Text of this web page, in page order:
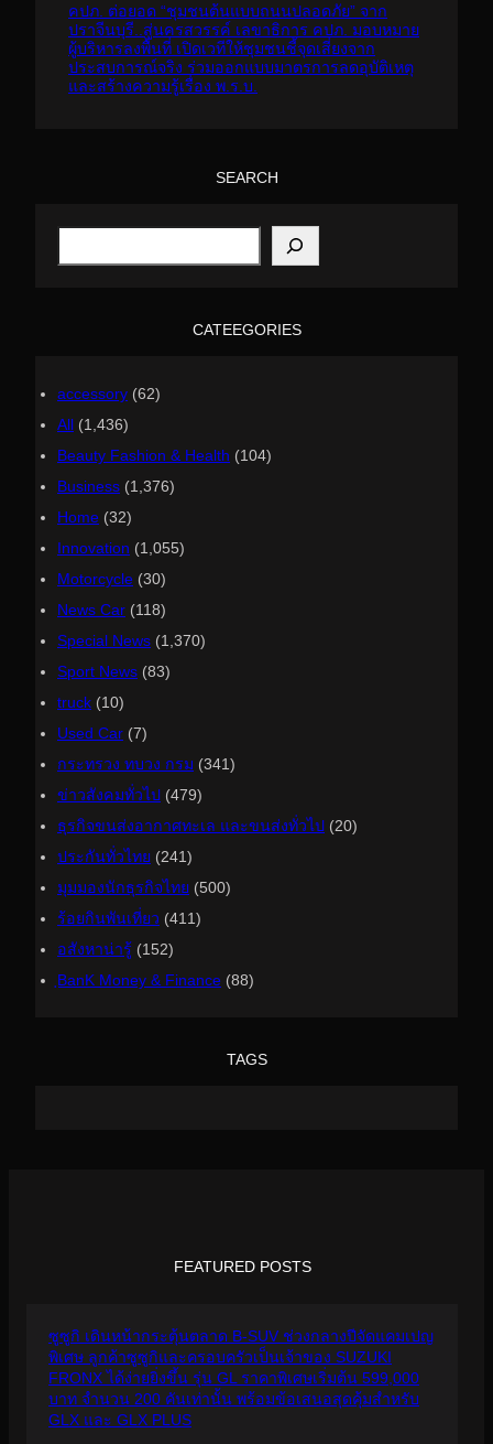
คปภ. ต่อยอด “ชุมชนต้นแบบถนนปลอดภัย” จาก
ปราจีนบุรี..สู่นครสวรรค์ เลขาธิการ คปภ. มอบหมาย
ผู้บริหารลงพื้นที่ เปิดเวทีให้ชุมชนชี้จุดเสี่ยงจาก
ประสบการณ์จริง ร่วมออกแบบมาตรการลดอุบัติเหตุ
และสร้างความรู้เรื่อง พ.ร.บ.
SEARCH
S
a
CATEEGORIES
accessory (62)
All (1,436)
Beauty Fashion & Health (104)
Business (1,376)
Home (32)
Innovation (1,055)
Motorcycle (30)
News Car (118)
Special News (1,370)
Sport News (83)
truck (10)
Used Car (7)
กระทรวง ทบวง กรม (341)
ข่าวสังคมทั่วไป (479)
ธุรกิจขนส่งอากาศทะเล และขนส่งทั่วไป (20)
ประกันทั่วไทย (241)
มุมมองนักธุรกิจไทย (500)
ร้อยกินพันเที่ยว (411)
อสังหาน่ารู้ (152)
ฺBanK Money & Finance (88)
TAGS
FEATURED POSTS
ซูซูกิ เดินหน้ากระตุ้นตลาด B-SUV ช่วงกลางปีจัดแคมเปญ
พิเศษ ลูกค้าซูซูกิและครอบครัวเป็นเจ้าของ SUZUKI
FRONX ได้ง่ายยิ่งขึ้น รุ่น GL ราคาพิเศษเริ่มต้น 599,000
บาท จำนวน 200 คันเท่านั้น พร้อมข้อเสนอสุดคุ้มสำหรับ
GLX และ GLX PLUS